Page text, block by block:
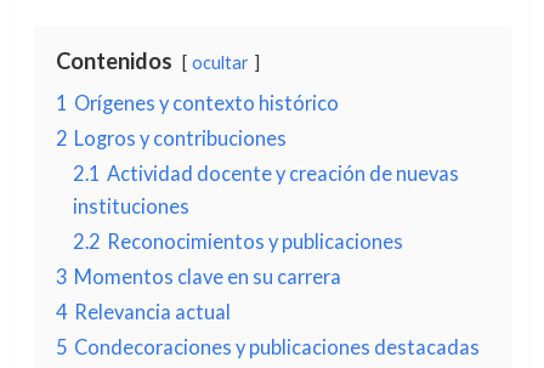
Contenidos ocultar
1 Orígenes y contexto histórico
2 Logros y contribuciones
2.1 Actividad docente y creación de nuevas
instituciones
2.2 Reconocimientos y publicaciones
3 Momentos clave en su carrera
4 Relevancia actual
5 Condecoraciones y publicaciones destacadas